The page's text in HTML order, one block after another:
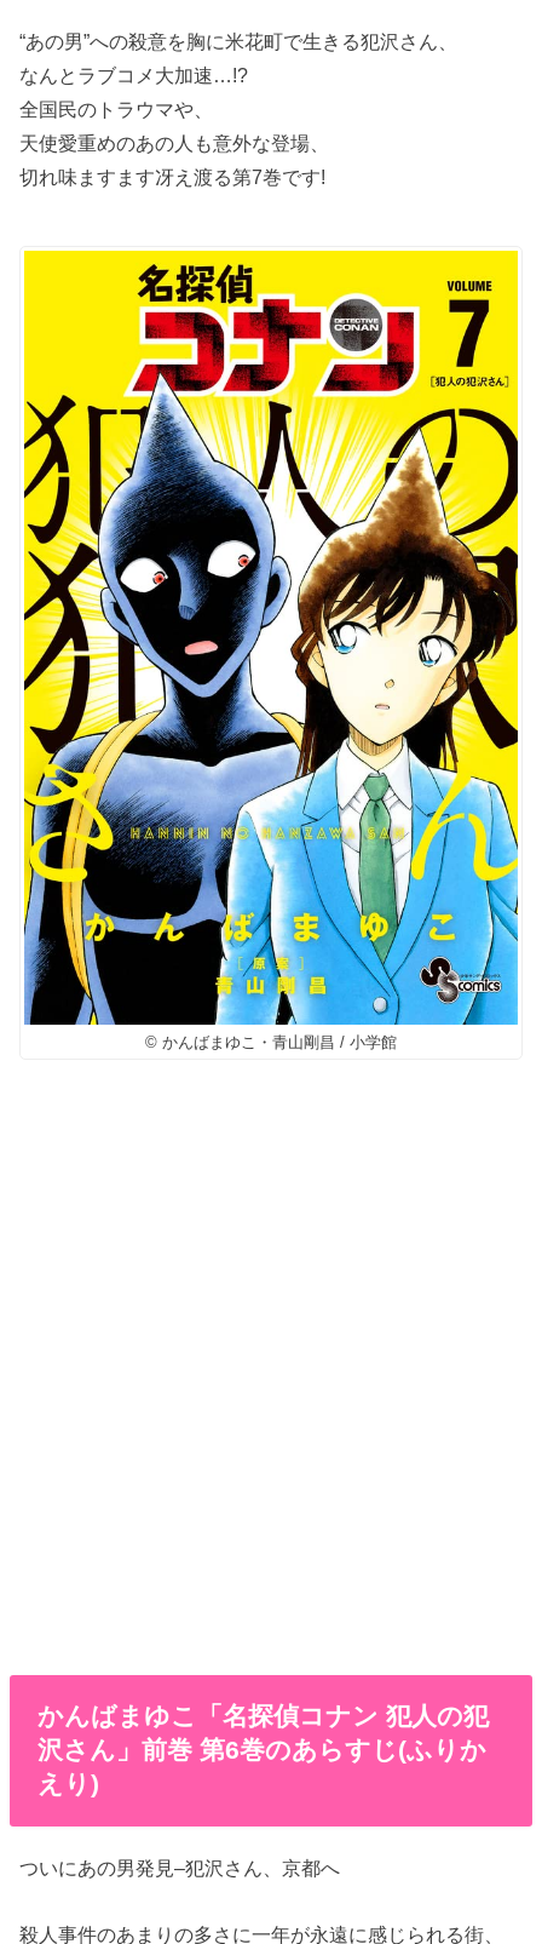
“あの男”への殺意を胸に米花町で生きる犯沢さん、
なんとラブコメ大加速…!?
全国民のトラウマや、
天使愛重めのあの人も意外な登場、
切れ味ますます冴え渡る第7巻です!
© かんばまゆこ・青山剛昌 / 小学館
かんばまゆこ「名探偵コナン 犯人の犯
沢さん」前巻 第6巻のあらすじ(ふりか
えり)
ついにあの男発見–犯沢さん、京都へ
殺人事件のあまりの多さに一年が永遠に感じられる街、